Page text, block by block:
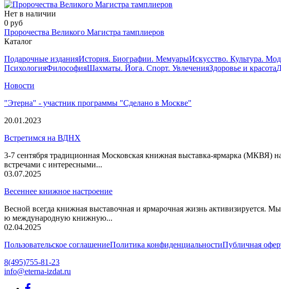
Нет в наличии
0 руб
Пророчества Великого Магистра тамплиеров
Каталог
Подарочные изданияИстория. Биографии. МемуарыИскусство. Культура.
ПсихологияФилософияШахматы. Йога. Спорт. УвлеченияЗдоровье и красота
Новости
"Этерна" - участник программы "Сделано в Москве"
20.01.2023
Встретимся на ВДНХ
3-7 сентября традиционная Московская книжная выставка-ярмарка (МКВЯ)
встречами с интересными...
03.07.2025
Весеннее книжное настроение
Весной всегда книжная выставочная и ярмарочная жизнь активизируется.
ю международную книжную...
02.04.2025
Пользовательское соглашениеПолитика конфиденциальностиПубличная
8(495)755-81-23
info@eterna-izdat.ru